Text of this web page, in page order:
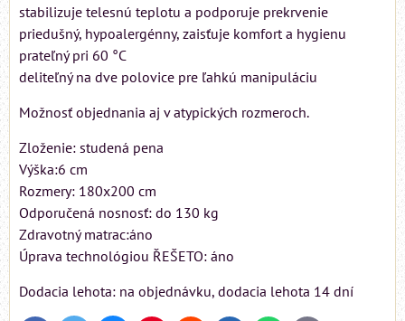
stabilizuje telesnú teplotu a podporuje prekrvenie
priedušný, hypoalergénny, zaisťuje komfort a hygienu
prateľný pri 60 °C
deliteľný na dve polovice pre ľahkú manipuláciu
Možnosť objednania aj v atypických rozmeroch.
Zloženie: studená pena
Výška:6 cm
Rozmery: 180x200 cm
Odporučená nosnosť: do 130 kg
Zdravotný matrac:áno
Úprava technológiou ŘEŠETO: áno
Dodacia lehota: na objednávku, dodacia lehota 14 dní